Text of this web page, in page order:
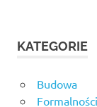
KATEGORIE
Budowa